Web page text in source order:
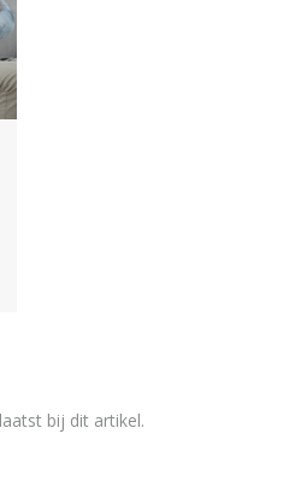
bij dit artikel.